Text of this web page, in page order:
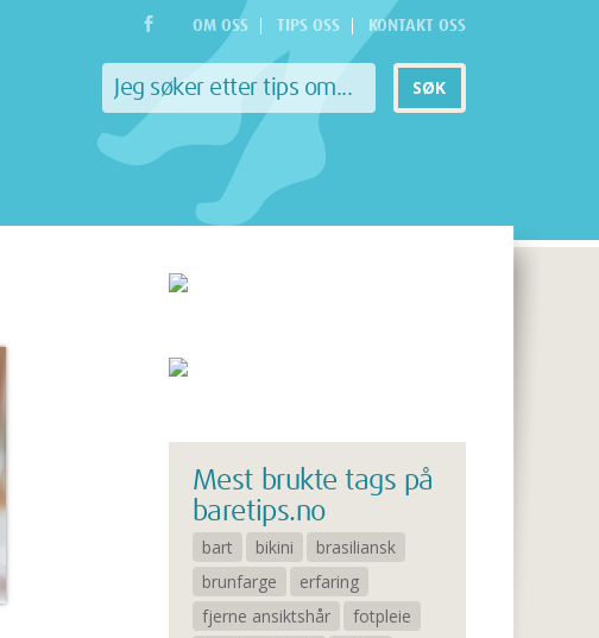
OM OSS TIPS OSS KONTAKT OSS
Mest brukte tags på
baretips.no
bart bikini
brasiliansk
brunfarge
erfaring
fjerne ansiktshår
fotpleie